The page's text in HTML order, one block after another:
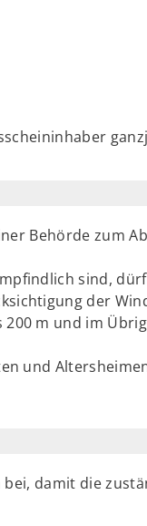
Behörde zum
sind,
der
m und im
und
damit die